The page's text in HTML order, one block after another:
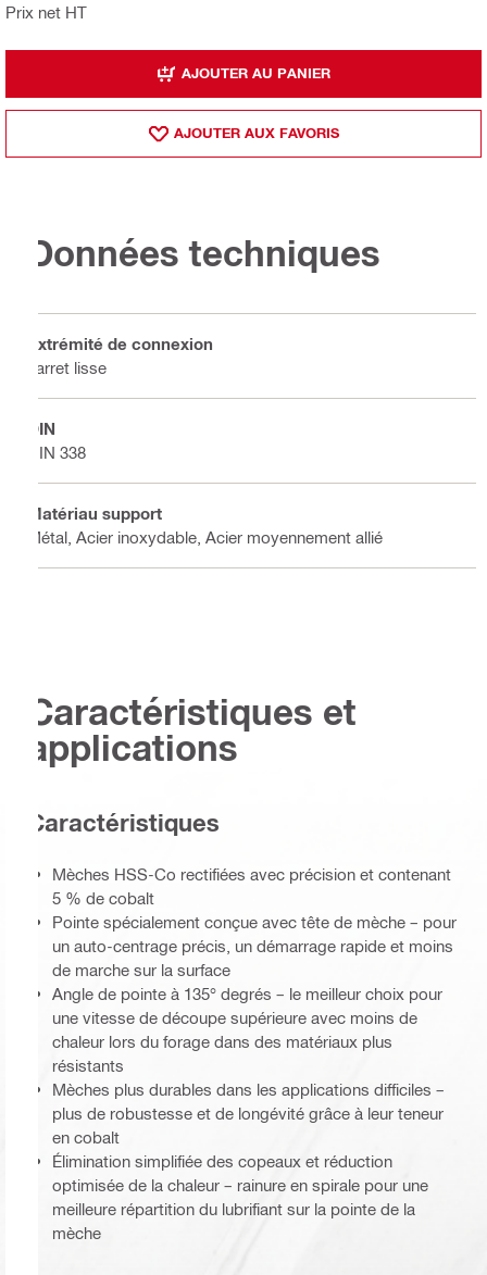
Prix net HT
AJOUTER AU PANIER
AJOUTER AUX FAVORIS
Données techniques
Extrémité de connexion
Jarret lisse
DIN
DIN 338
Matériau support
Métal, Acier inoxydable, Acier moyennement allié
Caractéristiques et
applications
Caractéristiques
Mèches HSS-Co rectifiées avec précision et contenant
5 % de cobalt
Pointe spécialement conçue avec tête de mèche – pour
un auto-centrage précis, un démarrage rapide et moins
de marche sur la surface
Angle de pointe à 135° degrés – le meilleur choix pour
une vitesse de découpe supérieure avec moins de
chaleur lors du forage dans des matériaux plus
résistants
Mèches plus durables dans les applications difficiles –
plus de robustesse et de longévité grâce à leur teneur
en cobalt
Élimination simplifiée des copeaux et réduction
optimisée de la chaleur – rainure en spirale pour une
meilleure répartition du lubrifiant sur la pointe de la
mèche